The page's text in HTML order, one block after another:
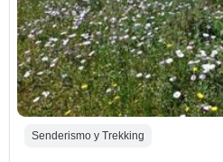
Senderismo y Trekking